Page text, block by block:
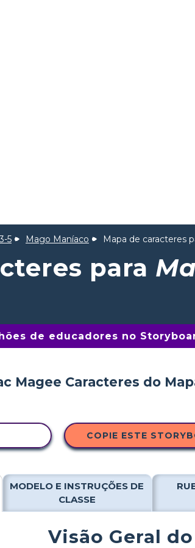
5 Mago Maníaco Mapa de caracteres
para
de educadores no
COPIE ESTE
MODELO E INSTRUÇÕES DE
CLASSE
Visão Geral